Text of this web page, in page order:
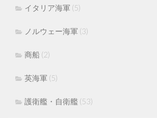
イタリア海軍 (5)
ノルウェー海軍 (3)
商船 (2)
英海軍 (5)
護衛艦・自衛艦 (53)